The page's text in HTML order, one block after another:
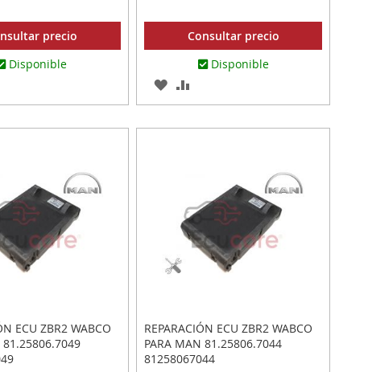
precio
Disponible
Consultar precio
Disponible
AGREGAR
A
PARA
ECU ZBR2 WABCO
81.25806.7049
REPARACIÓN ECU ZBR2 WABCO
PARA MAN 81.25806.7044
81258067044